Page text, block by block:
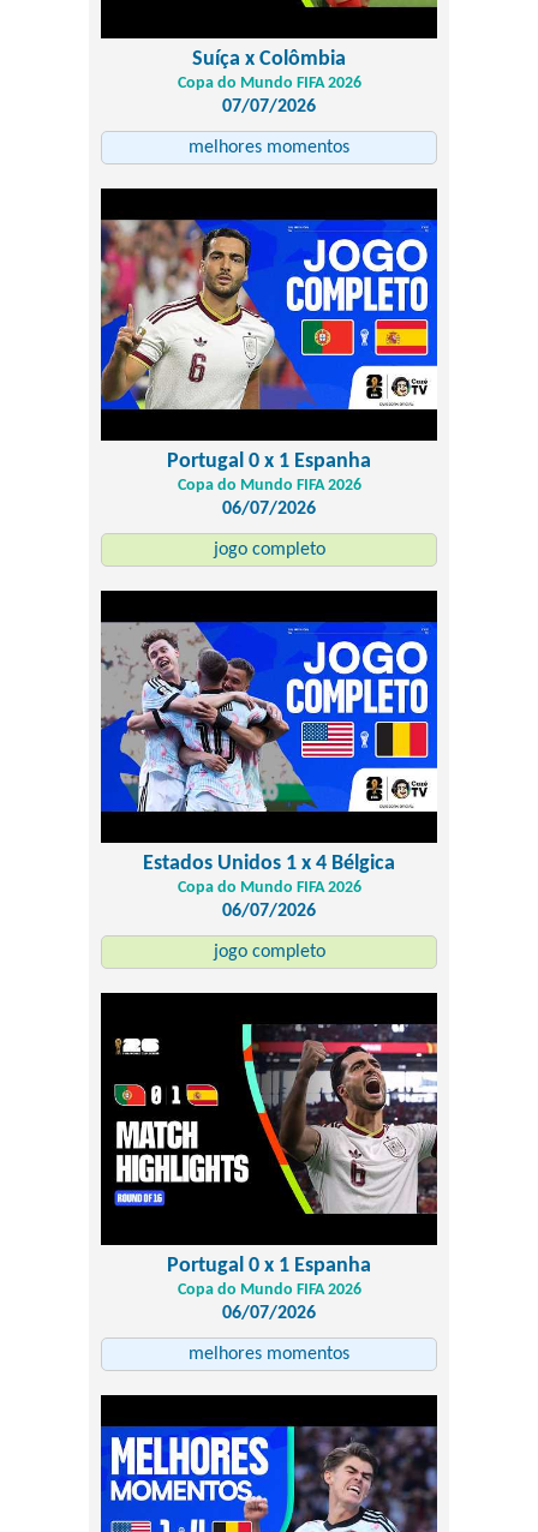
Suíça x Colômbia
Copa do Mundo FIFA 2026
07/07/2026
melhores momentos
Portugal 0 x 1 Espanha
Copa do Mundo FIFA 2026
06/07/2026
jogo completo
Estados Unidos 1 x 4 Bélgica
Copa do Mundo FIFA 2026
06/07/2026
jogo completo
Portugal 0 x 1 Espanha
Copa do Mundo FIFA 2026
06/07/2026
melhores momentos